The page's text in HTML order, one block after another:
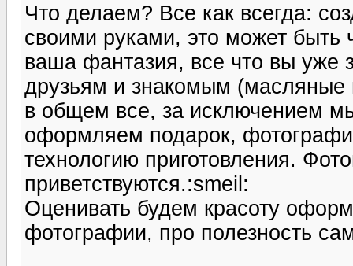
Что делаем? Все как всегда:
своими руками, это может быть
ваша фантазия, все что вы уже
друзьям и знакомым
в общем все, за исключением
оформляем подарок,
технологию приготовления.
приветствуются.:smeil:
Оценивать будем красоту
фотографии, про полезность